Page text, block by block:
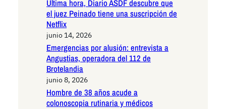
Última hora, Diario ASDF descubre que
el juez Peinado tiene una suscripción de
Netflix
junio 14, 2026
Emergencias por alusión: entrevista a
Angustias, operadora del 112 de
Brotelandia
junio 8, 2026
Hombre de 38 años acude a
colonoscopia rutinaria y médicos